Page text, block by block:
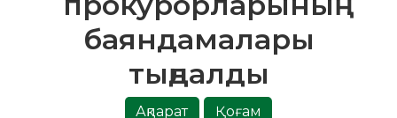
баяндамалары
тыңдалды
Ақпарат
Қоғам